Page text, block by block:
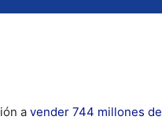
a vender 744 millones de